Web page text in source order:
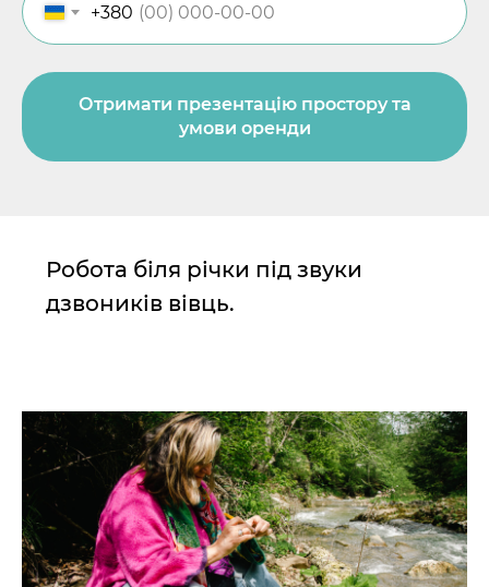
+380
Отримати презентацію простору та
умови оренди
Робота біля річки під звуки
дзвоників вівць.